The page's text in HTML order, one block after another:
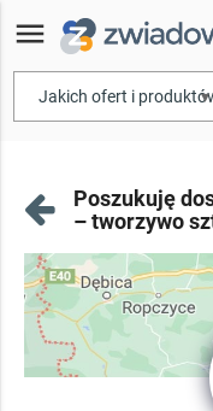
menu
▾
Poszukuję
– tworzywo